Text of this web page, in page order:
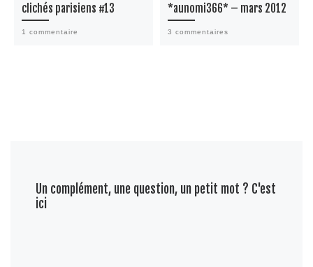
clichés parisiens #13
1 commentaire
*aunomi366* – mars 2012
3 commentaires
Un complément, une question, un petit mot ? C'est
ici